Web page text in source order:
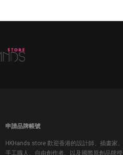
申請品牌帳號
HKHands store 歡迎香港的設計師、插畫家、
手工職人、自由創作者、以及國際原創品牌授